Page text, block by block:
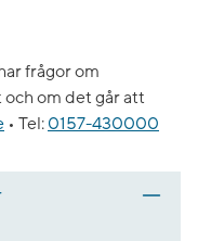
frågor om
om det går att
• Tel: 0157-430000